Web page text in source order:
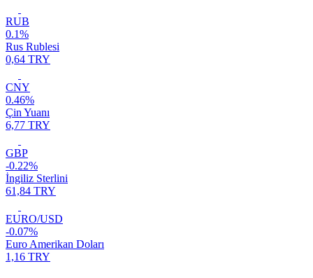
RUB
0.1%
Rus Rublesi
0,64 TRY
CNY
0.46%
Çin Yuanı
6,77 TRY
GBP
-0.22%
İngiliz Sterlini
61,84 TRY
EURO/USD
-0.07%
Euro Amerikan Doları
1,16 TRY